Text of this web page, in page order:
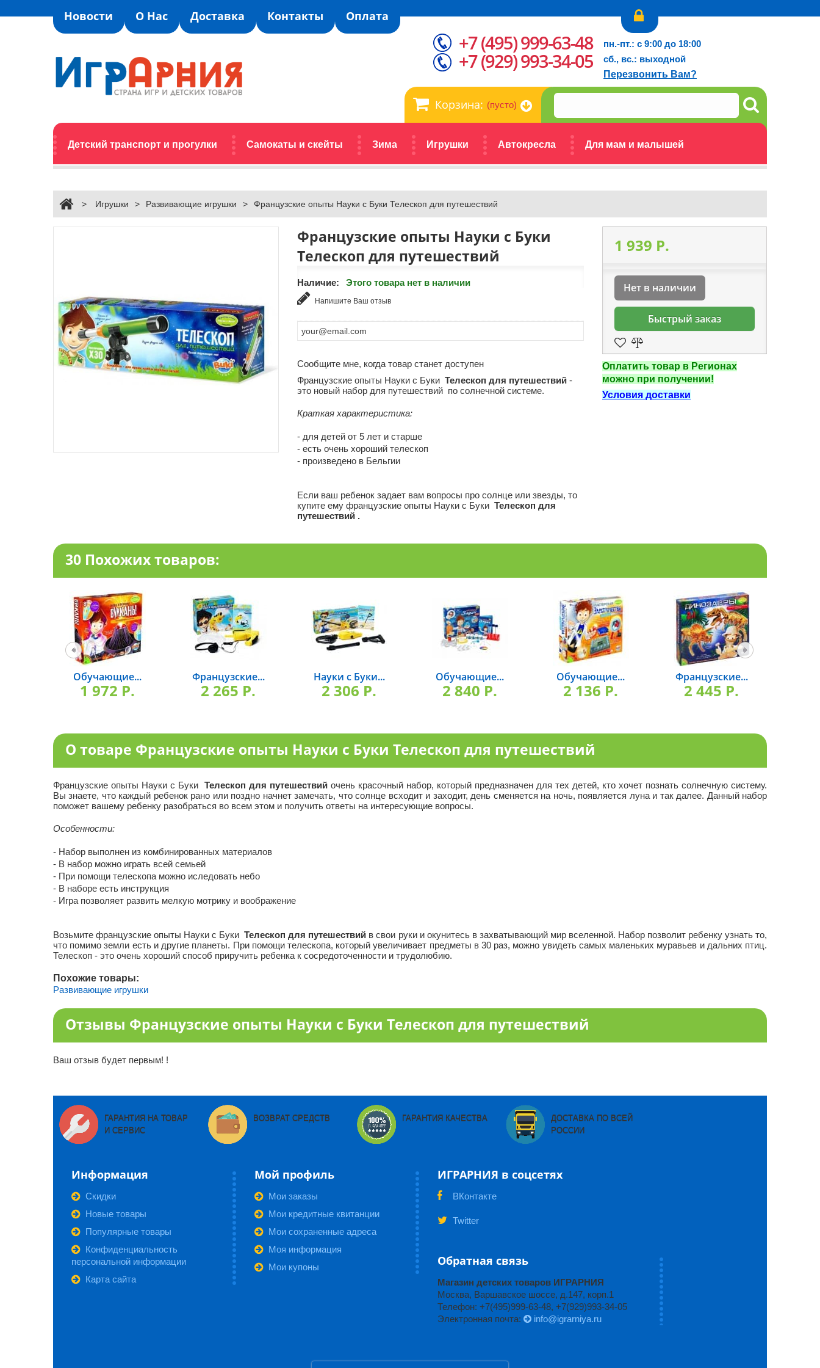
Новости О Нас Доставка Контакты Оплата
Корзина: (пусто)
Детский транспорт и прогулки Самокаты и скейты Зима Игрушки Автокресла Для мам и малышей
+7 (495) 999-63-48
+7 (929) 993-34-05
пн.-пт.: с 9:00 до 18:00
сб., вс.: выходной
Перезвонить Вам?
> Игрушки > Развивающие игрушки > Французские опыты Науки с Буки Телескоп для путешествий
Французские опыты Науки с Буки
Телескоп для путешествий
Наличие: Этого товара нет в наличии
Напишите Ваш отзыв
Сообщите мне, когда товар станет доступен
Французские опыты Науки с Буки Телескоп для путешествий -
это новый набор для путешествий по солнечной системе.
Краткая характеристика:
- для детей от 5 лет и старше
- есть очень хороший телескоп
- произведено в Бельгии
Если ваш ребенок задает вам вопросы про солнце или звезды, то
купите ему французские опыты Науки с Буки Телескоп для
путешествий .
1 939 P.
Нет в наличии
Быстрый заказ
Оплатить товар в Регионах
можно при получении!
Условия доставки
30 Похожих товаров:
Обучающие...
1 972 P.
Французские...
2 265 P.
Науки с Буки...
2 306 P.
Обучающие...
2 840 P.
Обучающие...
2 136 P.
Французские...
2 445 P.
О товаре Французские опыты Науки с Буки Телескоп для путешествий
Французские опыты Науки с Буки Телескоп для путешествий очень красочный набор, который предназначен для тех детей, кто хочет познать солнечную систему.
Вы знаете, что каждый ребенок рано или поздно начнет замечать, что солнце всходит и заходит, день сменяется на ночь, появляется луна и так далее. Данный набор
поможет вашему ребенку разобраться во всем этом и получить ответы на интересующие вопросы.
Особенности:
- Набор выполнен из комбинированных материалов
- В набор можно играть всей семьей
- При помощи телескопа можно иследовать небо
- В наборе есть инструкция
- Игра позволяет развить мелкую мотрику и воображение
Возьмите французские опыты Науки с Буки Телескоп для путешествий в свои руки и окунитесь в захватывающий мир вселенной. Набор позволит ребенку узнать то,
что помимо земли есть и другие планеты. При помощи телескопа, который увеличивает предметы в 30 раз, можно увидеть самых маленьких муравьев и дальних птиц.
Телескоп - это очень хороший способ приручить ребенка к сосредоточенности и трудолюбию.
Похожие товары:
Развивающие игрушки
Отзывы Французские опыты Науки с Буки Телескоп для путешествий
Ваш отзыв будет первым! !
ГАРАНТИЯ НА ТОВАР
И СЕРВИС
ВОЗВРАТ СРЕДСТВ ГАРАНТИЯ КАЧЕСТВА
ДОСТАВКА ПО ВСЕЙ
РОССИИ
Информация
Скидки
Новые товары
Популярные товары
Конфиденциальность
персональной информации
Карта сайта
Мой профиль
Мои заказы
Мои кредитные квитанции
Мои сохраненные адреса
Моя информация
Мои купоны
ИГРАРНИЯ в соцсетях
ВКонтакте
Twitter
Обратная связь
Магазин детских товаров ИГРАРНИЯ
Москва, Варшавское шоссе, д.147, корп.1
Телефон: +7(495)999-63-48, +7(929)993-34-05
Электронная почта:
info@igrarniya.ru